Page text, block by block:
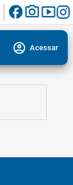
facebookphoto_camerasmart_display
account_circle Acessar